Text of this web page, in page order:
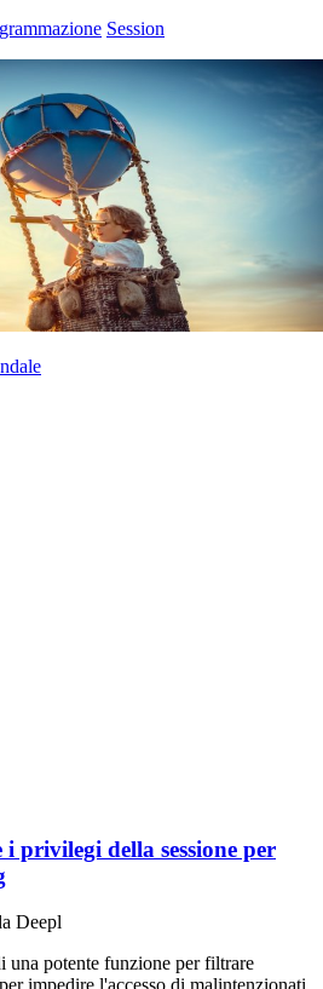
Session
i privilegi della sessione per
Deepl
una potente funzione per filtrare